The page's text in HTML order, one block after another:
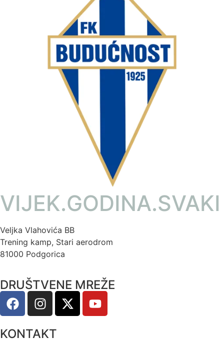
Veljka Vlahovića BB
Trening kamp, Stari aerodrom
81000 Podgorica
DRUŠTVENE MREŽE
KONTAKT